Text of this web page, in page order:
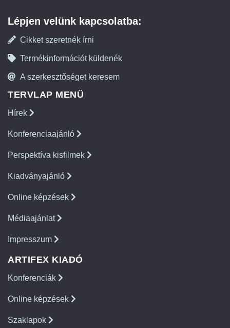
Lépjen velünk kapcsolatba:
Cikket szeretnék írni
Termékinformációt küldenék
A szerkesztőséget keresem
TERVLAP MENÜ
Hírek
Konferenciaajánló
Perspektíva kisfilmek
Kiadványajánló
Online képzések
Médiaajánlat
Impresszum
ARTIFEX KIADÓ
Konferenciák
Online képzések
Szaklapok